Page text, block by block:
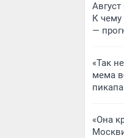
К чему
—
«Так
мема
«Она